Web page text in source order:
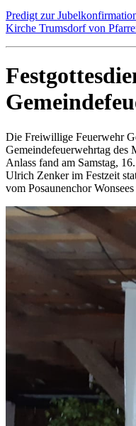
Predigt zur
Kirche Trumsdorf von
Die Freiwillige Feuerwehr
Gemeindefeuerwehrtag des
Anlass fand am Samstag,
Ulrich Zenker im Festzeit
vom Posaunenchor Wonsees